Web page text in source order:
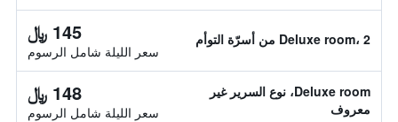
Deluxe room، 2 من أسرّة التوأم 145 ﷼
سعر الليلة شامل الرسوم
Deluxe room، نوع السرير غير
معروف
148 ﷼
سعر الليلة شامل الرسوم